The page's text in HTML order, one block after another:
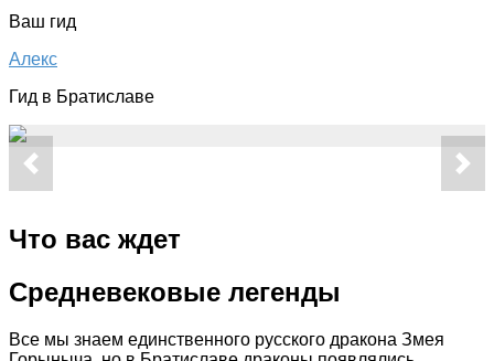
Ваш гид
Алекс
Гид в Братиславе
Что вас ждет
Средневековые легенды
Все мы знаем единственного русского дракона Змея